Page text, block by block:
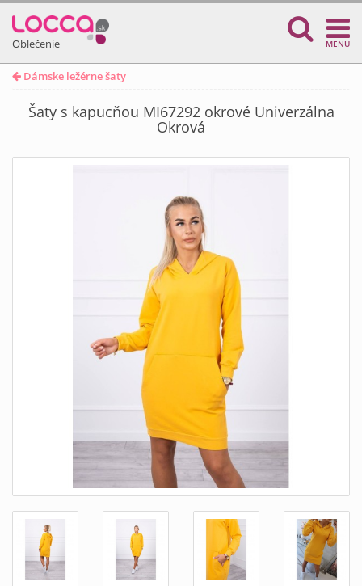
Oblečenie MENU
Dámske ležérne šaty
Šaty s kapucňou MI67292 okrové Univerzálna
Okrová